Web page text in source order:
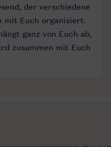
der verschiedene
mit Euch organisiert.
ganz von Euch ab,
zusammen mit Euch